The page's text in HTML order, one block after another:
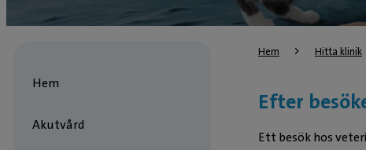
Hem Hitta klinik
Hem
Akutvård
Efter
Ett besök hos